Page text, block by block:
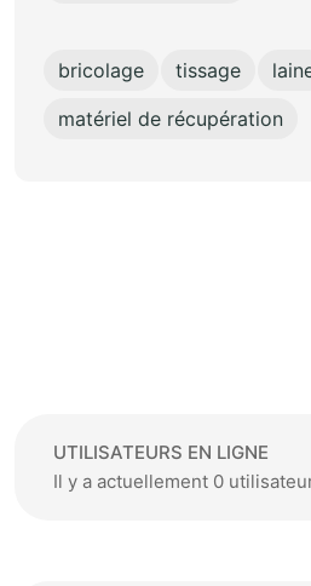
bricolage tissage
matériel de récupération
UTILISATEURS EN LIGNE
Il y a actuellement 0